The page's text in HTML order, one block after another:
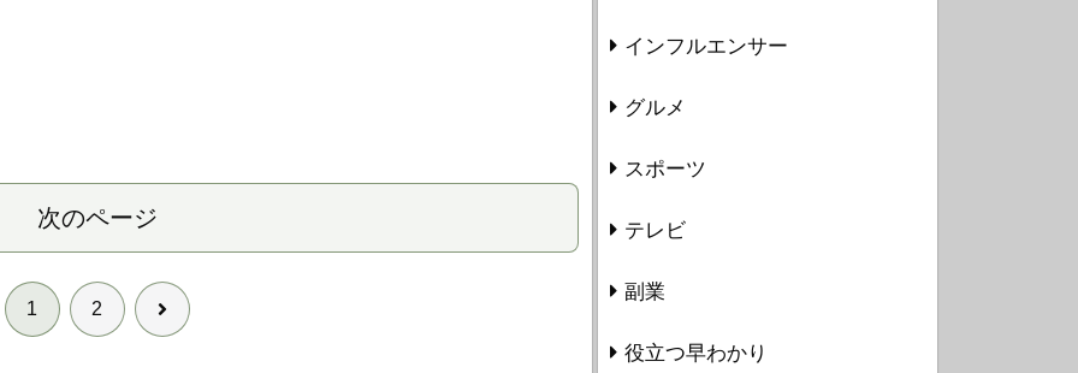
次のページ
1 2 次
インフルエンサー
グルメ
スポーツ
テレビ
副業
役立つ早わかり